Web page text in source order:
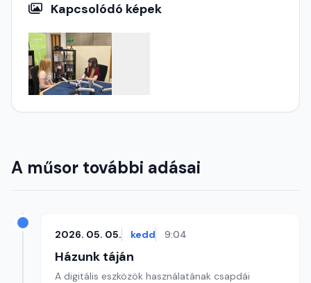
Kapcsolódó képek
A műsor további adásai
2026. 05. 05. kedd 9:04
Házunk táján
A digitális eszközök használatának csapdái